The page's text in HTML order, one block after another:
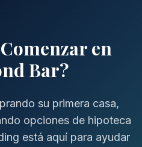
en
Bar?
su primera casa,
opciones de hipoteca
está aquí para ayudar